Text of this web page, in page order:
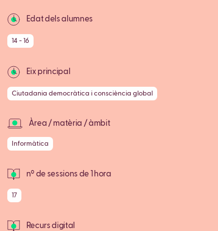
Edat dels alumnes
14 - 16
Eix principal
Ciutadania democràtica i consciència global
Àrea / matèria / àmbit
Informàtica
nº de sessions de 1 hora
17
Recurs digital